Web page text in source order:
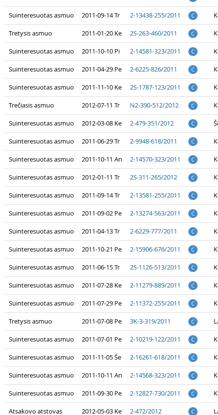
Suinteresuotas asmuo 2011-09-14 Tr 2-13438-255/2011 C
Tretysis asmuo 2011-01-20 Ke 2S-263-460/2011 C
Suinteresuotas asmuo 2011-10-10 Pi 2-14581-323/2011 C
Suinteresuotas asmuo 2011-04-29 Pe 2-6225-826/2011 C
Suinteresuotas asmuo 2011-11-10 Ke 2S-1787-123/2011 C
Trečiasis asmuo 2012-07-11 Tr N2-390-512/2012 C
Suinteresuotas asmuo 2012-03-08 Ke 2-479-351/2012 C
Suinteresuotas asmuo 2011-06-29 Tr 2-9948-618/2011 C
Suinteresuotas asmuo 2011-10-11 An 2-14570-323/2011 C
Suinteresuotas asmuo 2012-01-11 Tr 2S-311-265/2012 C
Suinteresuotas asmuo 2011-09-14 Tr 2-13581-255/2011 C
Suinteresuotas asmuo 2011-09-02 Pe 2-13274-563/2011 C
Suinteresuotas asmuo 2011-04-13 Tr 2-6229-777/2011 C
Suinteresuotas asmuo 2011-10-21 Pe 2-15906-676/2011 C
Suinteresuotas asmuo 2011-06-15 Tr 2S-1126-513/2011 C
Suinteresuotas asmuo 2011-07-28 Ke 2-11279-889/2011 C
Suinteresuotas asmuo 2011-07-29 Pe 2-11372-255/2011 C
Tretysis asmuo 2011-07-08 Pe 3K-3-319/2011 C
Suinteresuotas asmuo 2011-07-01 Pe 2-10219-122/2011 C
Suinteresuotas asmuo 2011-11-05 Še 2-16261-618/2011 C
Suinteresuotas asmuo 2011-10-11 An 2-14568-323/2011 C
Suinteresuotas asmuo 2011-09-30 Pe 2-12827-730/2011 C
Atsakovo atstovas 2012-05-03 Ke 2-472/2012 C